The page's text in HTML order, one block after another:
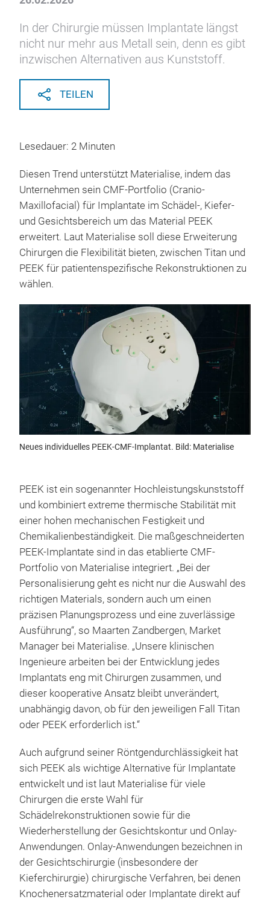
In der Chirurgie müssen Implantate längst
nicht nur mehr aus Metall sein, denn es gibt
inzwischen Alternativen aus Kunststoff.
TEILEN
Lesedauer: 2 Minuten
Diesen Trend unterstützt Materialise, indem das
Unternehmen sein CMF-Portfolio (Cranio-
Maxillofacial) für Implantate im Schädel-, Kiefer-
und Gesichtsbereich um das Material PEEK
erweitert. Laut Materialise soll diese Erweiterung
Chirurgen die Flexibilität bieten, zwischen Titan und
PEEK für patientenspezifische Rekonstruktionen zu
wählen.
Neues individuelles PEEK-CMF-Implantat. Bild: Materialise
PEEK ist ein sogenannter Hochleistungskunststoff
und kombiniert extreme thermische Stabilität mit
einer hohen mechanischen Festigkeit und
Chemikalienbeständigkeit. Die maßgeschneiderten
PEEK-Implantate sind in das etablierte CMF-
Portfolio von Materialise integriert. „Bei der
Personalisierung geht es nicht nur die Auswahl des
richtigen Materials, sondern auch um einen
präzisen Planungsprozess und eine zuverlässige
Ausführung“, so Maarten Zandbergen, Market
Manager bei Materialise. „Unsere klinischen
Ingenieure arbeiten bei der Entwicklung jedes
Implantats eng mit Chirurgen zusammen, und
dieser kooperative Ansatz bleibt unverändert,
unabhängig davon, ob für den jeweiligen Fall Titan
oder PEEK erforderlich ist.“
Auch aufgrund seiner Röntgendurchlässigkeit hat
sich PEEK als wichtige Alternative für Implantate
entwickelt und ist laut Materialise für viele
Chirurgen die erste Wahl für
Schädelrekonstruktionen sowie für die
Wiederherstellung der Gesichtskontur und Onlay-
Anwendungen. Onlay-Anwendungen bezeichnen in
der Gesichtschirurgie (insbesondere der
Kieferchirurgie) chirurgische Verfahren, bei denen
Knochenersatzmaterial oder Implantate direkt auf